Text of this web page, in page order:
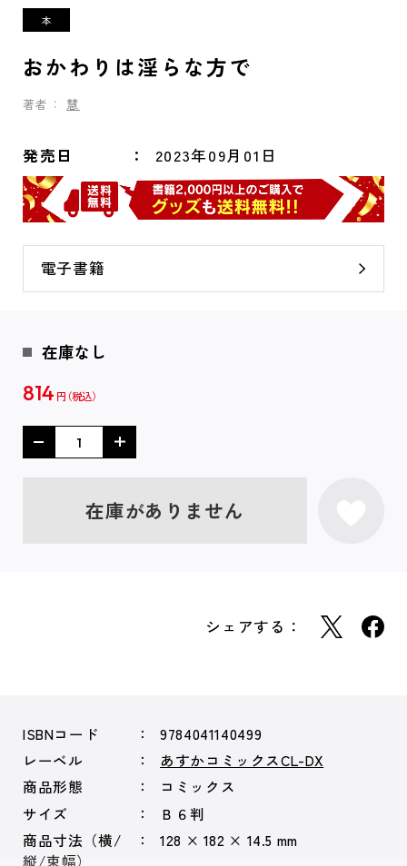
おかわりは淫らな方で
著者： 慧
発売日 2023年09月01日
電子書籍
在庫なし
814 円
在庫がありません
シェアする：
ISBNコード
9784041140499
レーベル
あすかコミックスCL-DX
商品形態
コミックス
サイズ
Ｂ６判
商品寸法（横/
縦/束幅）
128 × 182 × 14.5 mm